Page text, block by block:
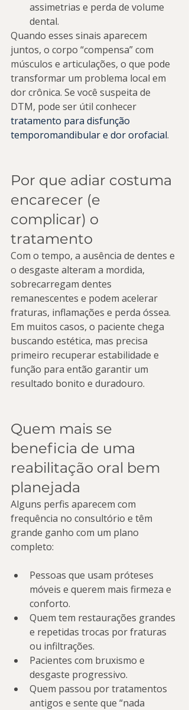
assimetrias e perda de volume
dental.
Quando esses sinais aparecem
juntos, o corpo “compensa” com
músculos e articulações, o que pode
transformar um problema local em
dor crônica. Se você suspeita de
DTM, pode ser útil conhecer
tratamento para disfunção
temporomandibular e dor orofacial.
Por que adiar costuma
encarecer (e
complicar) o
tratamento
Com o tempo, a ausência de dentes e
o desgaste alteram a mordida,
sobrecarregam dentes
remanescentes e podem acelerar
fraturas, inflamações e perda óssea.
Em muitos casos, o paciente chega
buscando estética, mas precisa
primeiro recuperar estabilidade e
função para então garantir um
resultado bonito e duradouro.
Quem mais se
beneficia de uma
reabilitação oral bem
planejada
Alguns perfis aparecem com
frequência no consultório e têm
grande ganho com um plano
completo:
Pessoas que usam próteses
móveis e querem mais firmeza e
conforto.
Quem tem restaurações grandes
e repetidas trocas por fraturas
ou infiltrações.
Pacientes com bruxismo e
desgaste progressivo.
Quem passou por tratamentos
antigos e sente que “nada